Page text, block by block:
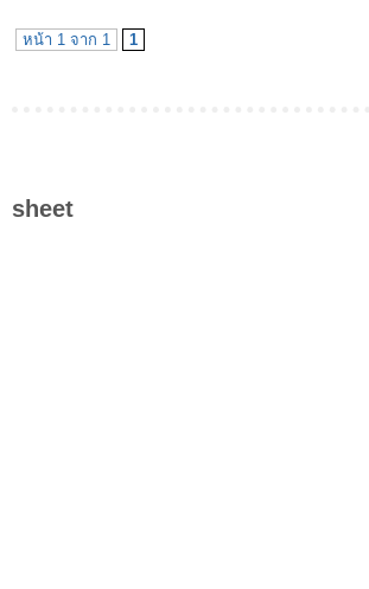
หน้า 1 จาก 1 1
sheet